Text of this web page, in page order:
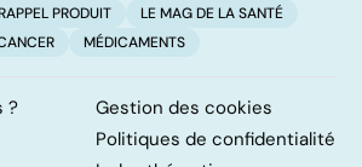
PRODUIT
LE MAG DE LA SANTÉ
MÉDICAMENTS
?
Gestion des cookies
Politiques de confidentialité